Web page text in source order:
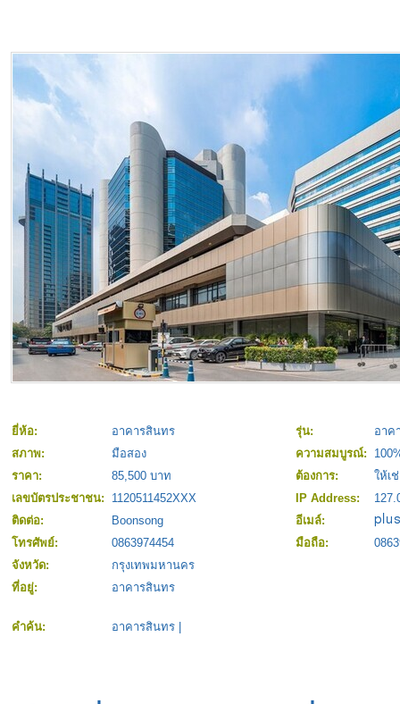
ยี่ห้อ: อาคารสินทร รุ่น:
อาค
สภาพ:
มือสอง ความสมบูรณ์:
ราคา:
85,500 บาท ต้องการ:
ให้เ
เลขบัตรประชาชน:
1120511452XXX IP Address:
ติดต่อ:
Boonsong
อีเมล์:
โทรศัพย์:
0863974454 มือถือ:
จังหวัด:
กรุงเทพมหานคร
ที่อยู่:
อาคารสินทร
คำค้น: อาคารสินทร